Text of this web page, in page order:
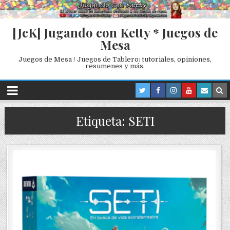
[JcK] Jugando con Ketty * Juegos de
Mesa
Juegos de Mesa / Juegos de Tablero: tutoriales, opiniones,
resumenes y más.
Etiqueta: SETI